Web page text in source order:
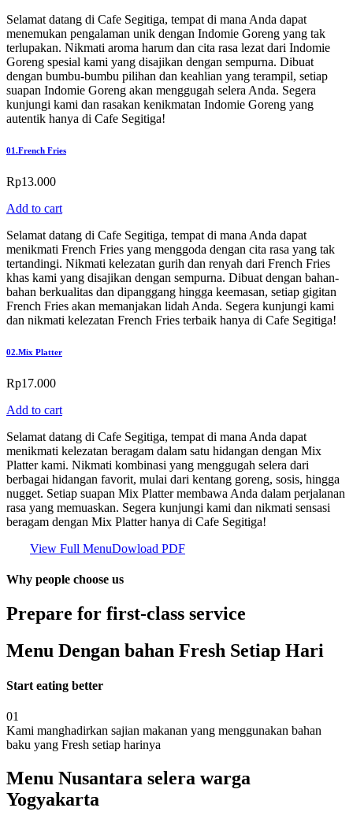
Selamat datang di Cafe Segitiga, tempat di mana Anda dapat
menemukan pengalaman unik dengan Indomie Goreng yang tak
terlupakan. Nikmati aroma harum dan cita rasa lezat dari Indomie
Goreng spesial kami yang disajikan dengan sempurna. Dibuat
dengan bumbu-bumbu pilihan dan keahlian yang terampil, setiap
suapan Indomie Goreng akan menggugah selera Anda. Segera
kunjungi kami dan rasakan kenikmatan Indomie Goreng yang
autentik hanya di Cafe Segitiga!
01.French Fries
Rp13.000
Add to cart
Selamat datang di Cafe Segitiga, tempat di mana Anda dapat
menikmati French Fries yang menggoda dengan cita rasa yang tak
tertandingi. Nikmati kelezatan gurih dan renyah dari French Fries
khas kami yang disajikan dengan sempurna. Dibuat dengan bahan-
bahan berkualitas dan dipanggang hingga keemasan, setiap gigitan
French Fries akan memanjakan lidah Anda. Segera kunjungi kami
dan nikmati kelezatan French Fries terbaik hanya di Cafe Segitiga!
02.Mix Platter
Rp17.000
Add to cart
Selamat datang di Cafe Segitiga, tempat di mana Anda dapat
menikmati kelezatan beragam dalam satu hidangan dengan Mix
Platter kami. Nikmati kombinasi yang menggugah selera dari
berbagai hidangan favorit, mulai dari kentang goreng, sosis, hingga
nugget. Setiap suapan Mix Platter membawa Anda dalam perjalanan
rasa yang memuaskan. Segera kunjungi kami dan nikmati sensasi
beragam dengan Mix Platter hanya di Cafe Segitiga!
View Full MenuDowload PDF
Why people choose us
Prepare for first-class service
Menu Dengan bahan Fresh Setiap Hari
Start eating better
01
Kami manghadirkan sajian makanan yang menggunakan bahan
baku yang Fresh setiap harinya
Menu Nusantara selera warga
Yogyakarta